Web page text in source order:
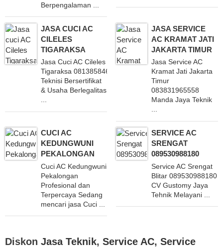
Berpengalaman ...
JASA CUCI AC
CILELES
TIGARAKSA
Jasa Cuci AC Cileles
Tigaraksa 081385846234 Dengan
Teknisi Bersertifikat
& Usaha Berlegalitas
...
JASA SERVICE
AC KRAMAT JATI
JAKARTA TIMUR
Jasa Service AC
Kramat Jati Jakarta
Timur
083831965558
Manda Jaya Teknik
...
CUCI AC
KEDUNGWUNI
PEKALONGAN
Cuci AC Kedungwuni
Pekalongan
Profesional dan
Terpercaya Sedang
mencari jasa Cuci ...
SERVICE AC
SRENGAT
089530988180
Service AC Srengat
Blitar 089530988180
CV Gustomy Jaya
Tehnik Melayani ...
Diskon Jasa Teknik, Service AC, Service